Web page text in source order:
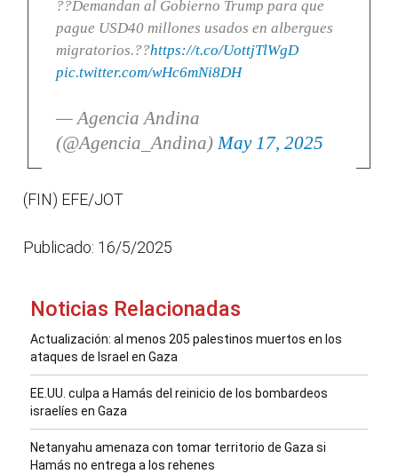
??Demandan al Gobierno Trump para que
pague USD40 millones usados en albergues
migratorios.??https://t.co/UottjTlWgD
pic.twitter.com/wHc6mNi8DH
— Agencia Andina
(@Agencia_Andina) May 17, 2025
(FIN) EFE/JOT
Publicado: 16/5/2025
Noticias Relacionadas
Actualización: al menos 205 palestinos muertos en los
ataques de Israel en Gaza
EE.UU. culpa a Hamás del reinicio de los bombardeos
israelíes en Gaza
Netanyahu amenaza con tomar territorio de Gaza si
Hamás no entrega a los rehenes